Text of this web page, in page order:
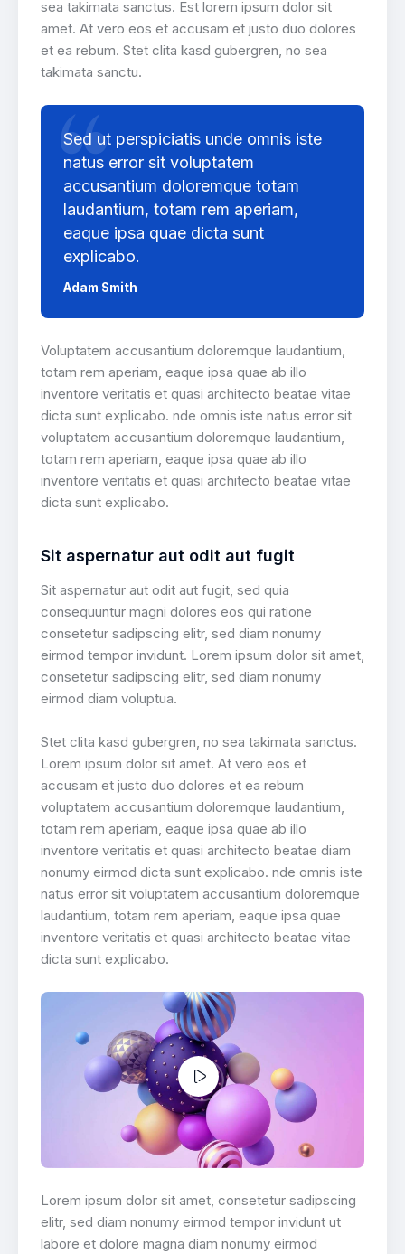
sea takimata sanctus. Est lorem ipsum dolor sit
amet. At vero eos et accusam et justo duo dolores
et ea rebum. Stet clita kasd gubergren, no sea
takimata sanctu.
Sed ut perspiciatis unde omnis iste
natus error sit voluptatem
accusantium doloremque totam
laudantium, totam rem aperiam,
eaque ipsa quae dicta sunt
explicabo.
Adam Smith
Voluptatem accusantium doloremque laudantium,
totam rem aperiam, eaque ipsa quae ab illo
inventore veritatis et quasi architecto beatae vitae
dicta sunt explicabo. nde omnis iste natus error sit
voluptatem accusantium doloremque laudantium,
totam rem aperiam, eaque ipsa quae ab illo
inventore veritatis et quasi architecto beatae vitae
dicta sunt explicabo.
Sit aspernatur aut odit aut fugit
Sit aspernatur aut odit aut fugit, sed quia
consequuntur magni dolores eos qui ratione
consetetur sadipscing elitr, sed diam nonumy
eirmod tempor invidunt. Lorem ipsum dolor sit amet,
consetetur sadipscing elitr, sed diam nonumy
eirmod diam voluptua.
Stet clita kasd gubergren, no sea takimata sanctus.
Lorem ipsum dolor sit amet. At vero eos et
accusam et justo duo dolores et ea rebum
voluptatem accusantium doloremque laudantium,
totam rem aperiam, eaque ipsa quae ab illo
inventore veritatis et quasi architecto beatae diam
nonumy eirmod dicta sunt explicabo. nde omnis iste
natus error sit voluptatem accusantium doloremque
laudantium, totam rem aperiam, eaque ipsa quae
inventore veritatis et quasi architecto beatae vitae
dicta sunt explicabo.
Lorem ipsum dolor sit amet, consetetur sadipscing
elitr, sed diam nonumy eirmod tempor invidunt ut
labore et dolore magna diam nonumy eirmod